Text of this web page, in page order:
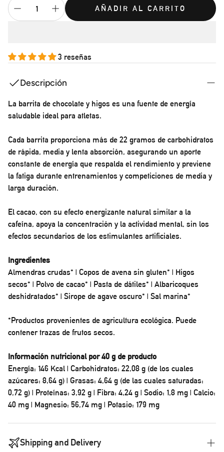
AÑADIR AL CARRITO
3 reseñas
Descripción
La barrita de chocolate y higos es una fuente de energía
saludable ideal para atletas.
Cada barrita proporciona más de 22 gramos de carbohidratos
de rápida, media y lenta absorción, asegurando un aporte
constante de energía que respalda el rendimiento y previene
la fatiga durante entrenamientos y competiciones de media y
larga duración.
El cacao, con su efecto energizante natural similar a la
cafeína, apoya la concentración y la actividad mental, sin los
efectos secundarios de los estimulantes artificiales.
Ingredientes
Almendras crudas* | Copos de avena sin gluten* | Higos
secos* | Polvo de cacao* | Pasta de dátiles* | Albaricoques
deshidratados* | Sirope de agave oscuro* | Sal marina*
*Productos provenientes de agricultura ecológica. Puede
contener trazas de frutos secos.
Información nutricional por 40 g de producto
Energía: 146 Kcal | Carbohidratos: 22,08 g (de los cuales
azúcares: 8,64 g) | Grasas: 4,64 g (de las cuales saturadas:
0,72 g) | Proteínas: 3,92 g | Fibra: 4,24 g | Sodio: 1,8 mg | Calcio:
40 mg | Magnesio: 56,74 mg | Potasio: 179 mg
Shipping and Delivery